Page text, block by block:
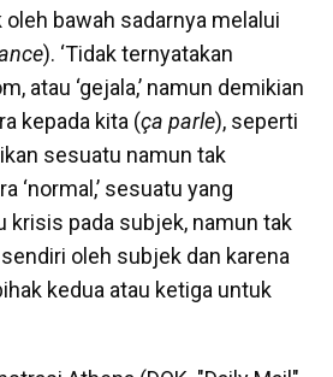
bawah sadarnya melalui
). ‘Tidak ternyatakan
atau ‘gejala,’ namun demikian
kepada kita (ça parle), seperti
sesuatu namun tak
‘normal,’ sesuatu yang
krisis pada subjek, namun tak
oleh subjek dan karena
kedua atau ketiga untuk